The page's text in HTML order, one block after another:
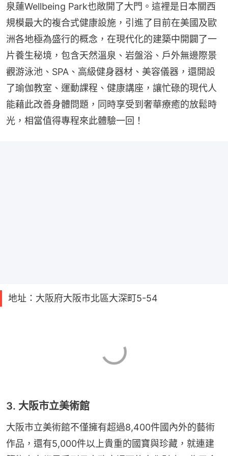
泉蓮Wellbeing Park也敞開了大門。這裡是日本關西
規模最大的複合式健康設施，引進了目前在美國及歐
洲各地極為盛行的概念，在現代化的建築中開闢了一
片養生秘境，包含天然溫泉、岩盤浴、戶外無邊際景
觀游泳池、SPA、高級健身器材、美容儀器，還開設
了瑜伽教室、運動課程、健康講座，讓忙碌的現代人
能藉此改善身體問題，同時享受到奢華療癒的放鬆時
光，相當值得專程來此體驗一回！
地址：大阪府大阪市北區大深町5-54
3. 大阪市立美術館
大阪市立美術館不僅擁有超過8,400件國內外的藝術
作品，還有5,000件以上貴重的國寶與珍藏，就連建